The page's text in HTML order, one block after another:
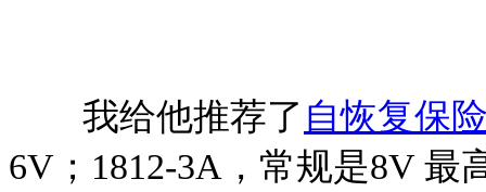
我给他推荐了 自恢复保
6V；1812-3A，常规是8V 最